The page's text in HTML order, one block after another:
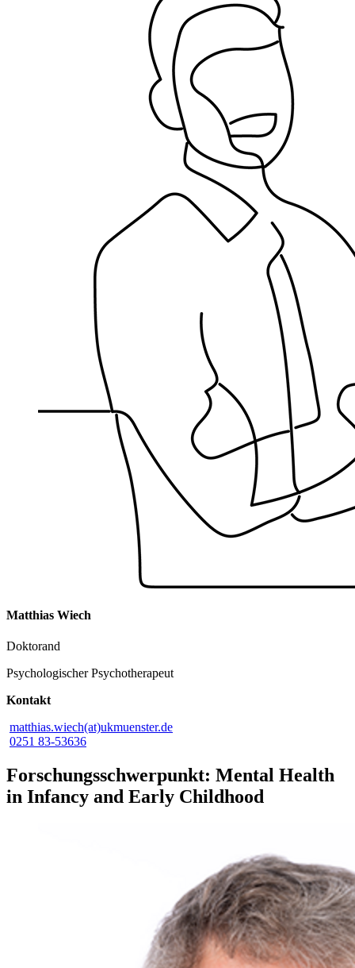
Matthias Wiech
Doktorand
Psychologischer Psychotherapeut
Kontakt
matthias.wiech(at)ukmuenster.de
0251 83-53636
Forschungsschwerpunkt: Mental Health
in Infancy and Early Childhood